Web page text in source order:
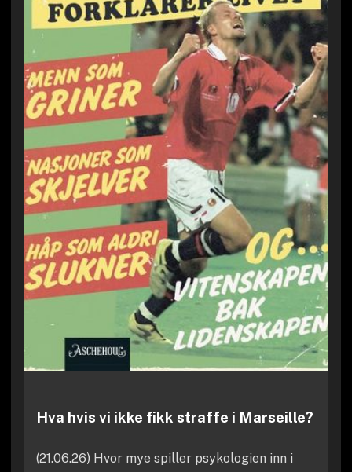
Hva hvis vi ikke fikk straffe i Marseille?
(21.06.26) Hvor mye spiller psykologien inn i